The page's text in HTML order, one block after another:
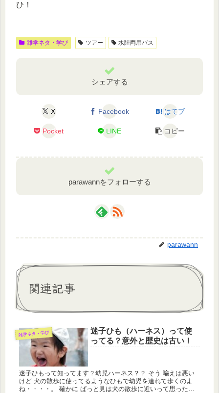
ひ！
雑学ネタ・学び ツアー 水陸両用バス
シェアする
X Facebook はてブ
Pocket LINE コピー
parawannをフォローする
parawann
関連記事
雑学ネタ・学び
迷子ひも（ハーネス）って使
ってる？意外と歴史は古い！
迷子ひもって知ってます？幼児ハーネス？？ そう 喩えは悪い
けど 犬の散歩に使ってるようなひもで幼児を連れて歩くのよ
ね・・・・。 確かに ぱっと見は犬の散歩に近いって思ったけ